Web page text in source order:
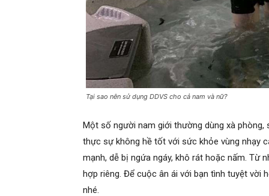
Tại sao nên sử dụng DDVS cho cả nam và nữ?
Một số người nam giới thường dùng xà phòng,
thực sự không hề tốt với sức khỏe vùng nhạy
mạnh, dễ bị ngứa ngáy, khô rát hoặc nấm. Từ
hợp riêng. Để cuộc ân ái với bạn tình tuyệt vời
nhé.